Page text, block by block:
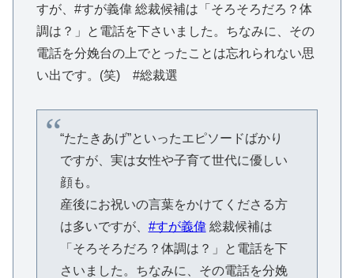
すが、#すが義偉 総裁候補は「そろそろだろ？体
調は？」と電話を下さいました。ちなみに、その
電話を分娩台の上でとったことは忘れられない思
い出です。(笑) #総裁選
“たたきあげ”といったエピソードばかり
ですが、実は女性や子育て世代に優しい
顔も。
産後にお祝いの言葉をかけてくださる方
は多いですが、 #すが義偉総裁候補は
「そろそろだろ？体調は？」と電話を下
さいました。ちなみに、その電話を分娩